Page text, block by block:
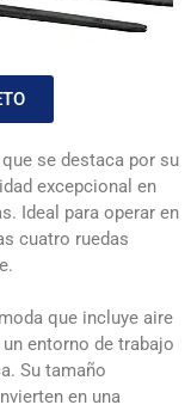
se destaca por su
excepcional en
Ideal para operar en
cuatro ruedas
que incluye aire
entorno de trabajo
Su tamaño
en una